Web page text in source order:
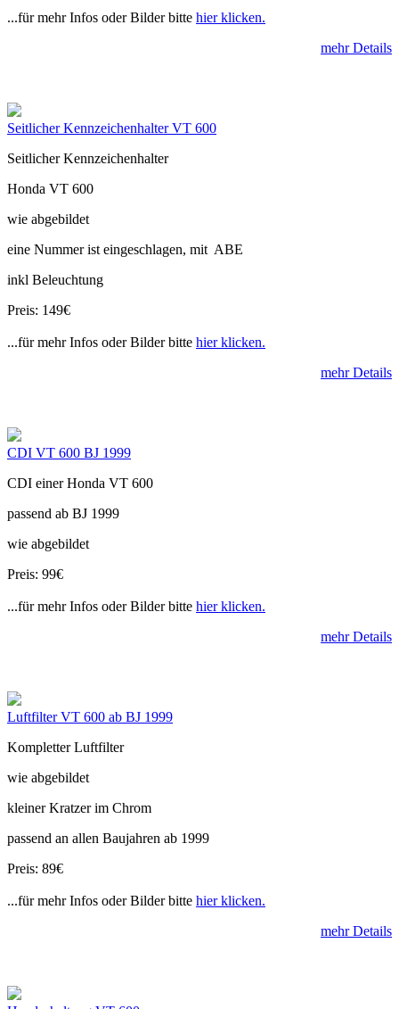
...für mehr Infos oder Bilder bitte hier klicken.
mehr Details
Seitlicher Kennzeichenhalter VT 600
Seitlicher Kennzeichenhalter
Honda VT 600
wie abgebildet
eine Nummer ist eingeschlagen, mit ABE
inkl Beleuchtung
Preis: 149€
...für mehr Infos oder Bilder bitte hier klicken.
mehr Details
CDI VT 600 BJ 1999
CDI einer Honda VT 600
passend ab BJ 1999
wie abgebildet
Preis: 99€
...für mehr Infos oder Bilder bitte hier klicken.
mehr Details
Luftfilter VT 600 ab BJ 1999
Kompletter Luftfilter
wie abgebildet
kleiner Kratzer im Chrom
passend an allen Baujahren ab 1999
Preis: 89€
...für mehr Infos oder Bilder bitte hier klicken.
mehr Details